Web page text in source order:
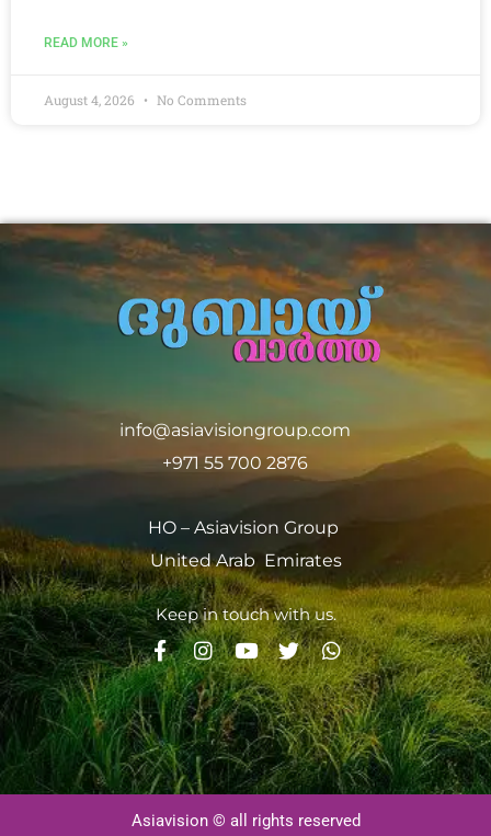
READ MORE »
August 4, 2026 No Comments
info@asiavisiongroup.com
+971 55 700 2876
HO – Asiavision Group
United Arab Emirates
Keep in touch with us.
Asiavision © all rights reserved